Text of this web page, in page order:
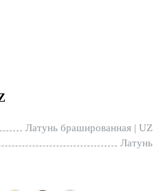
Латунь брашированная | UZ
Латунь